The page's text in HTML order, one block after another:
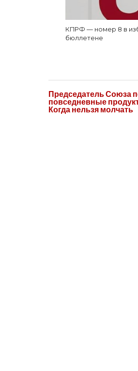
КПРФ — номер 8 в
бюллетене
Председатель Союза
повседневные
Когда нельзя молчать